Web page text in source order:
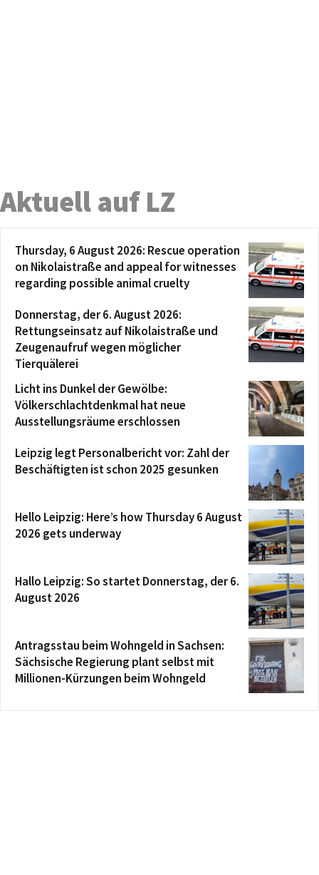
Aktuell auf LZ
Thursday, 6 August 2026: Rescue operation
on Nikolaistraße and appeal for witnesses
regarding possible animal cruelty
Donnerstag, der 6. August 2026:
Rettungseinsatz auf Nikolaistraße und
Zeugenaufruf wegen möglicher
Tierquälerei
Licht ins Dunkel der Gewölbe:
Völkerschlachtdenkmal hat neue
Ausstellungsräume erschlossen
Leipzig legt Personalbericht vor: Zahl der
Beschäftigten ist schon 2025 gesunken
Hello Leipzig: Here’s how Thursday 6 August
2026 gets underway
Hallo Leipzig: So startet Donnerstag, der 6.
August 2026
Antragsstau beim Wohngeld in Sachsen:
Sächsische Regierung plant selbst mit
Millionen-Kürzungen beim Wohngeld